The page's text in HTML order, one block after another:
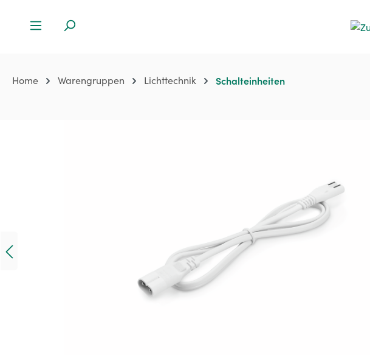
Home Warengruppen Lichttechnik Schalteinheiten